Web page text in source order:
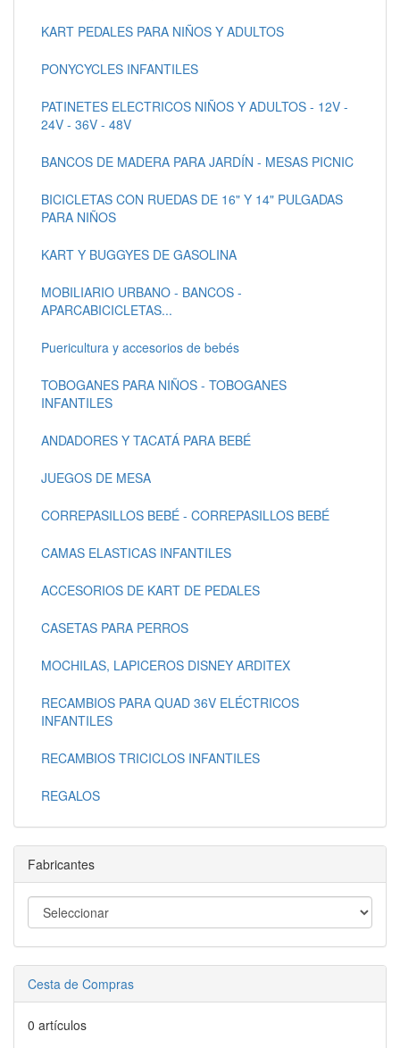
KART PEDALES PARA NIÑOS Y ADULTOS
PONYCYCLES INFANTILES
PATINETES ELECTRICOS NIÑOS Y ADULTOS - 12V -
24V - 36V - 48V
BANCOS DE MADERA PARA JARDÍN - MESAS PICNIC
BICICLETAS CON RUEDAS DE 16" Y 14" PULGADAS
PARA NIÑOS
KART Y BUGGYES DE GASOLINA
MOBILIARIO URBANO - BANCOS -
APARCABICICLETAS...
Puericultura y accesorios de bebés
TOBOGANES PARA NIÑOS - TOBOGANES
INFANTILES
ANDADORES Y TACATÁ PARA BEBÉ
JUEGOS DE MESA
CORREPASILLOS BEBÉ - CORREPASILLOS BEBÉ
CAMAS ELASTICAS INFANTILES
ACCESORIOS DE KART DE PEDALES
CASETAS PARA PERROS
MOCHILAS, LAPICEROS DISNEY ARDITEX
RECAMBIOS PARA QUAD 36V ELÉCTRICOS
INFANTILES
RECAMBIOS TRICICLOS INFANTILES
REGALOS
Fabricantes
Cesta de Compras
0 artículos